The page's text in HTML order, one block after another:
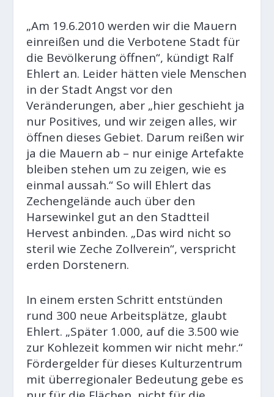
„Am 19.6.2010 werden wir die Mauern
einreißen und die Verbotene Stadt für
die Bevölkerung öffnen“, kündigt Ralf
Ehlert an. Leider hätten viele Menschen
in der Stadt Angst vor den
Veränderungen, aber „hier geschieht ja
nur Positives, und wir zeigen alles, wir
öffnen dieses Gebiet. Darum reißen wir
ja die Mauern ab – nur einige Artefakte
bleiben stehen um zu zeigen, wie es
einmal aussah.“ So will Ehlert das
Zechengelände auch über den
Harsewinkel gut an den Stadtteil
Hervest anbinden. „Das wird nicht so
steril wie Zeche Zollverein“, verspricht
erden Dorstenern.
In einem ersten Schritt entstünden
rund 300 neue Arbeitsplätze, glaubt
Ehlert. „Später 1.000, auf die 3.500 wie
zur Kohlezeit kommen wir nicht mehr.“
Fördergelder für dieses Kulturzentrum
mit überregionaler Bedeutung gebe es